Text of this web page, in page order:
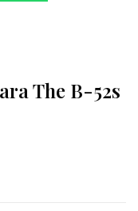
The B-52s